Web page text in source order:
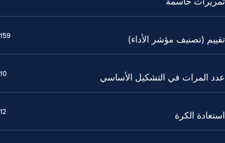
تقييم (تصنيف مؤشر الأداء) 159
عدد المرات في التشكيل الأساسي 10
استعادة الكرة 12